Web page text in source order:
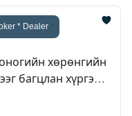
* Dealer
хөрөнгийн
багцлан хүргэж